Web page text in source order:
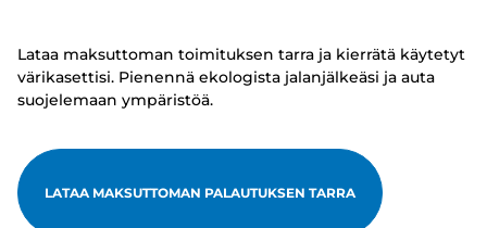
Lataa maksuttoman toimituksen tarra ja kierrätä käytetyt
värikasettisi. Pienennä ekologista jalanjälkeäsi ja auta
suojelemaan ympäristöä.
LATAA MAKSUTTOMAN PALAUTUKSEN TARRA